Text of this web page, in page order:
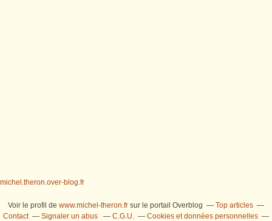
michel.theron.over-blog.fr
Voir le profil de www.michel-theron.fr sur le portail Overblog
Top articles
Contact
Signaler un abus C.G.U.
Cookies et données personnelles